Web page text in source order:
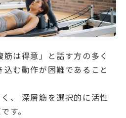
は得意」と話す方の多く
む動作が困難であること
、 深層筋を選択的に活性
す。